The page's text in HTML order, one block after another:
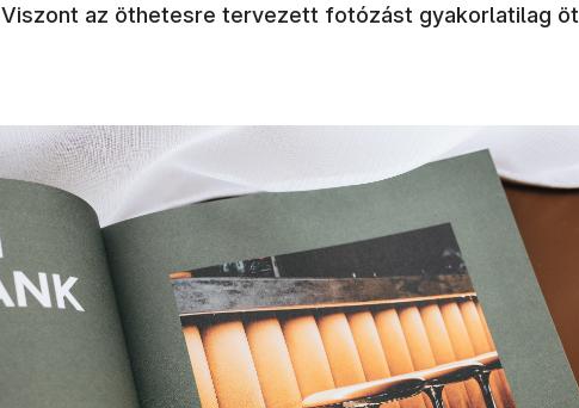
Viszont az öthetesre tervezett fotózást gyakorlatilag öt